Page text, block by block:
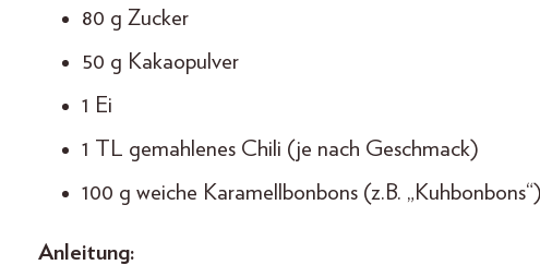
80 g Zucker
50 g Kakaopulver
1 Ei
1 TL gemahlenes Chili (je nach Geschmack)
100 g weiche Karamellbonbons (z.B. „Kuhbonbons“)
Anleitung: